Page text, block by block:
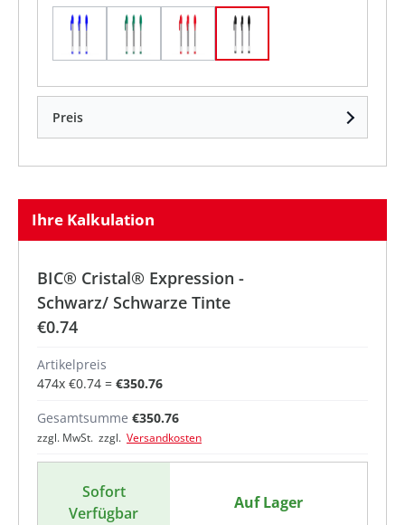
Blau / Blau/ Blaue Tinte
Grün / Grüne Tinte
Rot / Rote TinteSchwarz/ Schwarze
Preis
Ihre Kalkulation
BIC® Cristal® Expression -
Schwarz/ Schwarze Tinte
€0.74
Artikelpreis
474x €0.74 = €350.76
Gesamtsumme €350.76
zzgl. MwSt. zzgl. Versandkosten
Sofort
Verfügbar
Auf Lager